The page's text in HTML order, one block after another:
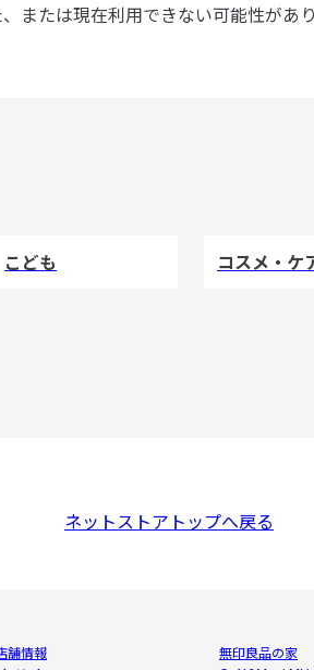
または現在利用できない可能性があり
こども コスメ・ケ
ネットストアトップへ戻る
舗情報
無印良品の家